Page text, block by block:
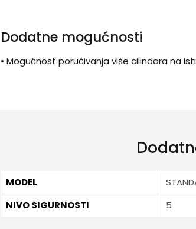
Dodatne mogućnosti
• Mogućnost poručivanja više cilindara na
MODEL
NIVO SIGURNOSTI
5